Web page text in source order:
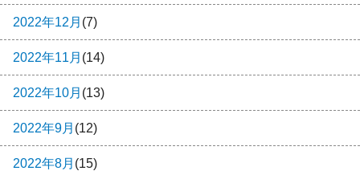
2022年12月 (7)
2022年11月 (14)
2022年10月 (13)
2022年9月 (12)
2022年8月 (15)